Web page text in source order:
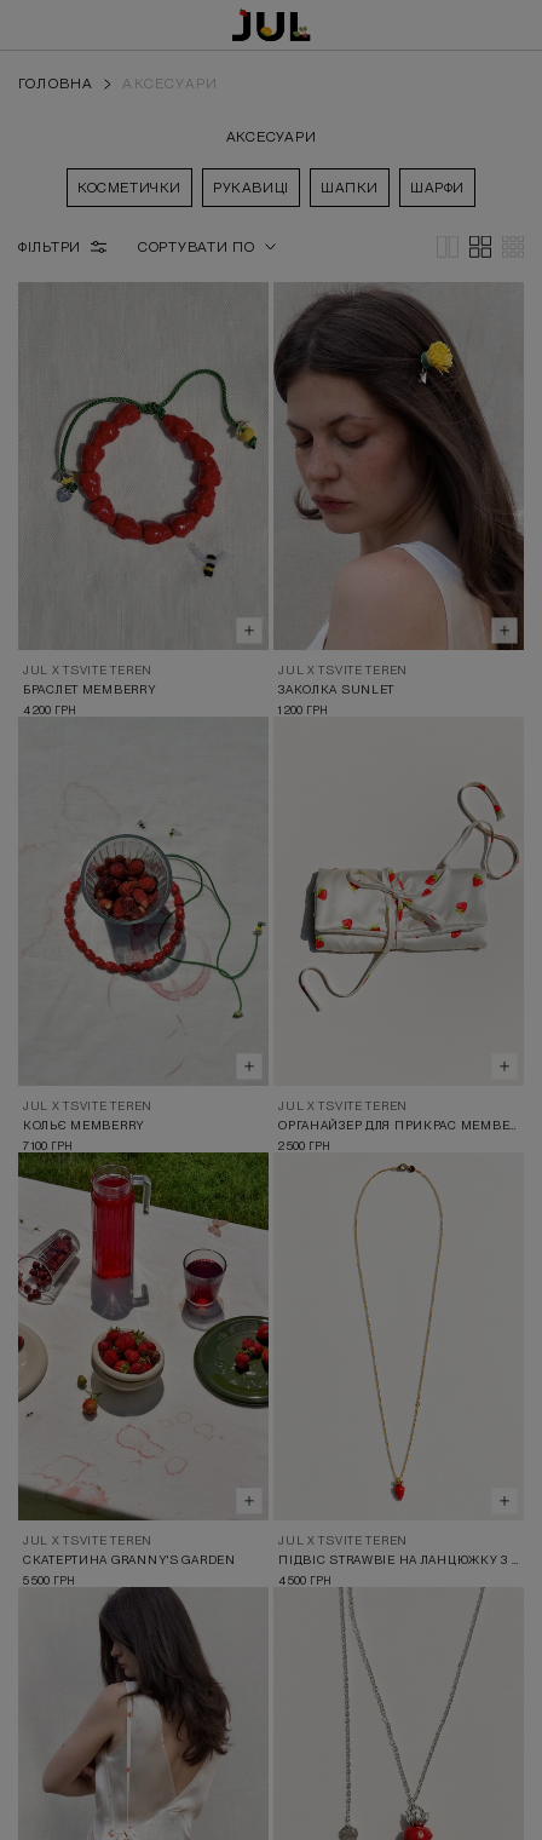
ГОЛОВНА АКСЕСУАРИ
АКСЕСУАРИ
КОСМЕТИЧКИ РУКАВИЦІ ШАПКИ ШАРФИ
ФІЛЬТРИ СОРТУВАТИ ПО
JUL X TSVITE TEREN
БРАСЛЕТ MEMBERRY
4 200 ГРН
JUL X TSVITE TEREN
ЗАКОЛКА SUNLET
1 200 ГРН
JUL X TSVITE TEREN
КОЛЬЄ MEMBERRY
7 100 ГРН
JUL X TSVITE TEREN
2 500 ГРН
JUL X TSVITE TEREN
СКАТЕРТИНА GRANNY'S GARDEN
5 500 ГРН
JUL X TSVITE TEREN
4 500 ГРН